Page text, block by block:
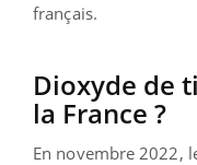
français.
Dioxyde de
la France ?
En novembre 2022,